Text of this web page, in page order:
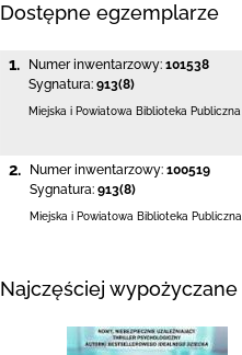
Dostępne egzemplarze
1. Numer inwentarzowy: 101538
Sygnatura: 913(8)
Miejska i Powiatowa Biblioteka Publiczna
2. Numer inwentarzowy: 100519
Sygnatura: 913(8)
Miejska i Powiatowa Biblioteka Publiczna
Najczęściej wypożyczane